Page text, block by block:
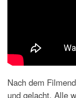
Nach dem
und gelacht. Alle